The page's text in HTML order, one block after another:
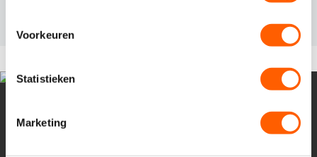
m
Voorkeuren
Statistieken
Marketing